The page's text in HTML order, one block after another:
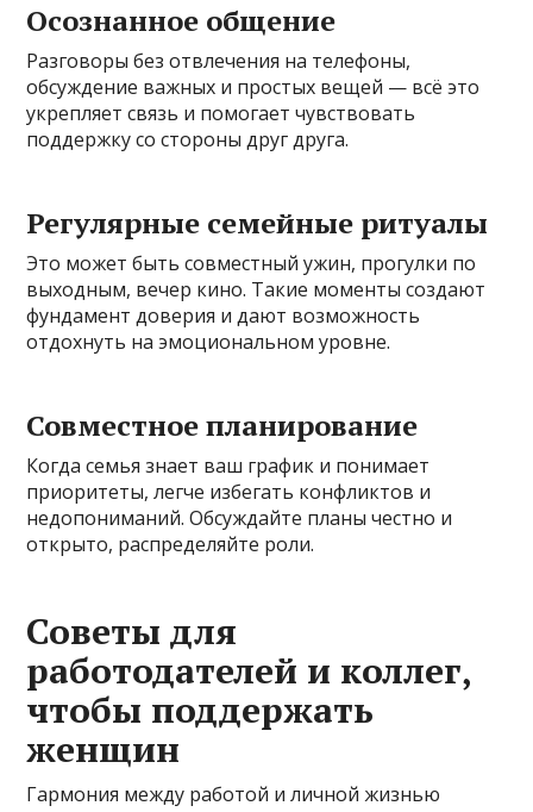
Осознанное общение
Разговоры без отвлечения на телефоны,
обсуждение важных и простых вещей — всё это
укрепляет связь и помогает чувствовать
поддержку со стороны друг друга.
Регулярные семейные ритуалы
Это может быть совместный ужин, прогулки по
выходным, вечер кино. Такие моменты создают
фундамент доверия и дают возможность
отдохнуть на эмоциональном уровне.
Совместное планирование
Когда семья знает ваш график и понимает
приоритеты, легче избегать конфликтов и
недопониманий. Обсуждайте планы честно и
открыто, распределяйте роли.
Советы для
работодателей и коллег,
чтобы поддержать
женщин
Гармония между работой и личной жизнью